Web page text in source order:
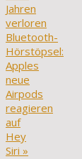
Jahren
verloren
Bluetooth-
Hörstöpsel:
Apples
neue
Airpods
reagieren
auf
Hey
Siri »